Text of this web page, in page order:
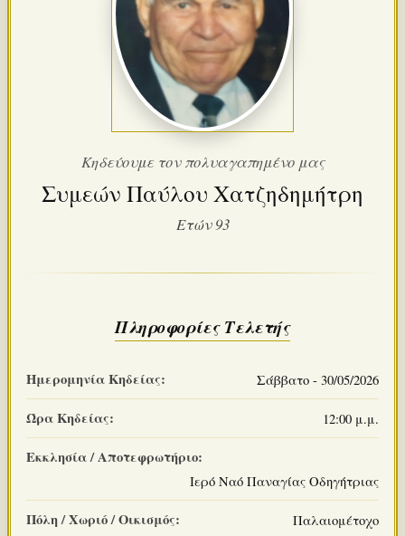
Κηδεύουμε τον πολυαγαπημένο μας
Συμεών Παύλου Χατζηδημήτρη
Ετών 93
Πληροφορίες Τελετής
Ημερομηνία Κηδείας: Σάββατο - 30/05/2026
Ώρα Κηδείας: 12:00 μ.μ.
Εκκλησία / Αποτεφρωτήριο:
Ιερό Ναό Παναγίας Οδηγήτριας
Πόλη / Χωριό / Οικισμός: Παλαιομέτοχο